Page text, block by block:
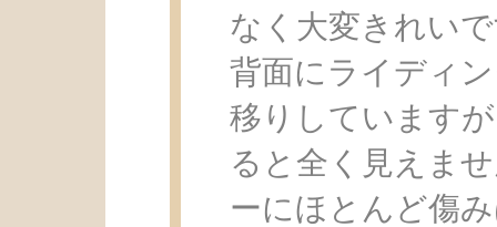
なく大変きれい
背面にライディ
移りしています
ると全く見えま
ーにほとんど傷